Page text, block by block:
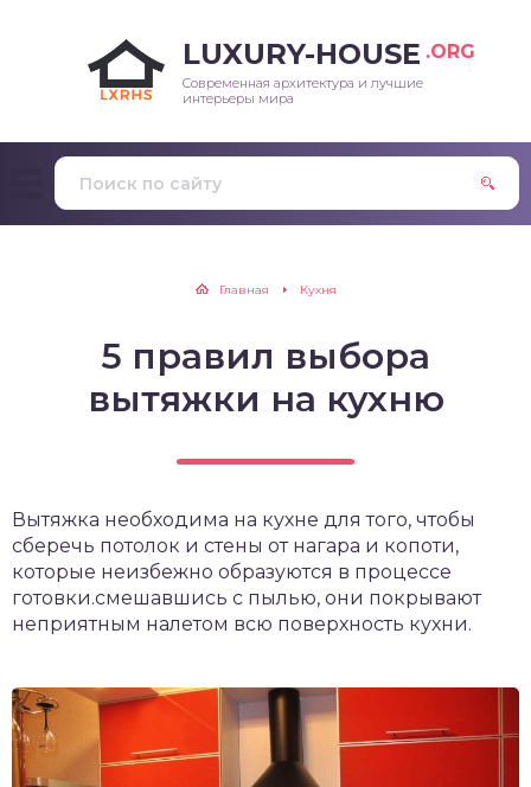
LUXURY-HOUSE .ORG
Современная архитектура и лучшие
интерьеры мира
Главная Кухня
5 правил выбора
вытяжки на кухню
Вытяжка необходима на кухне для того, чтобы
сберечь потолок и стены от нагара и копоти,
которые неизбежно образуются в процессе
готовки.смешавшись с пылью, они покрывают
неприятным налетом всю поверхность кухни.